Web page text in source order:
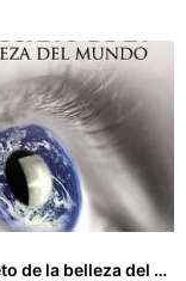
El secreto de la belleza del mundo